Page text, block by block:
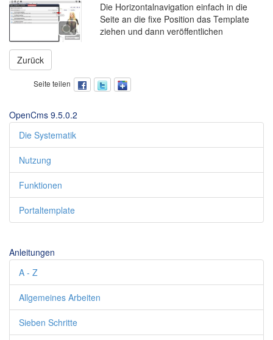
Die Horizontalnavigation einfach in die
Seite an die fixe Position das Template
ziehen und dann veröffentlichen
Zurück
Seite teilen
OpenCms 9.5.0.2
Die Systematik
Nutzung
Funktionen
Portaltemplate
Anleitungen
A - Z
Allgemeines Arbeiten
Sieben Schritte